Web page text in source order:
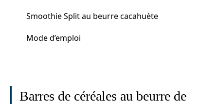
Smoothie Split au beurre cacahuète
Mode d’emploi
Barres de céréales au beurre de